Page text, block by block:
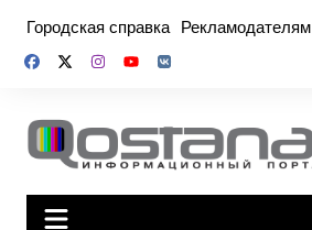
содержимому
Городская справка Рекламодателям